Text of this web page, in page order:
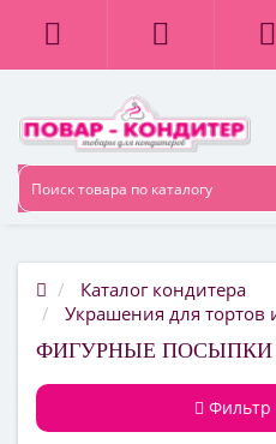
Каталог кондитера
Украшения для
ФИГУРНЫЕ ПОСЫПКИ
Фильтр